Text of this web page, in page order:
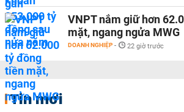
VNPT nắm giữ hơn
mặt, ngang ngửa MWG
DOANH NGHIỆP - 22 giờ trước
Tin mới